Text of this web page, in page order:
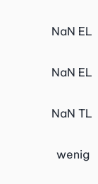
NaN EL
NaN EL
NaN TL
wenig